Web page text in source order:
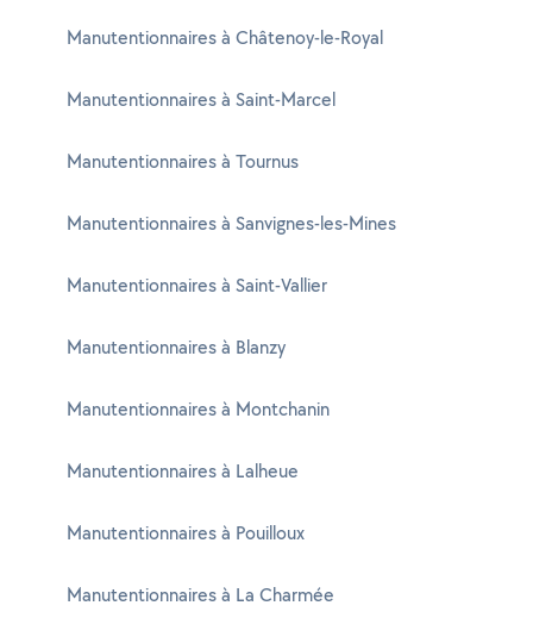
Manutentionnaires à Châtenoy-le-Royal
Manutentionnaires à Saint-Marcel
Manutentionnaires à Tournus
Manutentionnaires à Sanvignes-les-Mines
Manutentionnaires à Saint-Vallier
Manutentionnaires à Blanzy
Manutentionnaires à Montchanin
Manutentionnaires à Lalheue
Manutentionnaires à Pouilloux
Manutentionnaires à La Charmée